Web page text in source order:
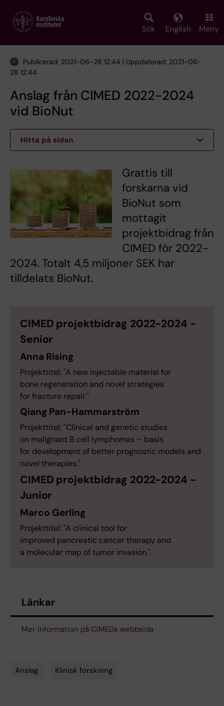
main
Sök English Meny
Publicerad: 2021-06-28 12:44 | Uppdaterad: 2021-06-
28 12:44
Anslag från CIMED 2022-2024
vid BioNut
Hitta på sidan
Grattis till
forskarna vid
BioNut som
mottagit
projektbidrag från
CIMED för 2022-
2024. Totalt 4,5 miljoner SEK har
tilldelats BioNut.
CIMED projektbidrag 2022-2024 -
Senior
Anna Rising
Projekttitel: "A new injectable material for
bone regeneration and novel strategies
for fracture repair."
Qiang Pan-Hammarström
Projekttitel: "Clinical and genetic studies
on malignant B cell lymphomas – basis
for development of better prognostic models and
novel therapies."
CIMED projektbidrag 2022-2024 -
Junior
Marco Gerling
Projekttitel: "A clinical tool for
improved pancreatic cancer therapy and
a molecular map of tumor invasion."
Länkar
Mer information på CIMEDs webbsida
Anslag Klinisk forskning